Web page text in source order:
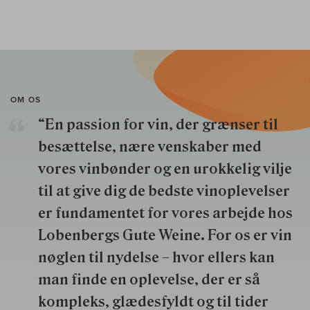
OM OS
“En passion for vin, der grænser til
besættelse, nære venskaber med
vores vinbønder og en urokkelig vilje
til at give dig de bedste vinoplevelser
er fundamentet for vores arbejde hos
Lobenbergs Gute Weine. For os er vin
nøglen til nydelse – hvor ellers kan
man finde en oplevelse, der er så
kompleks, glædesfyldt og til tider